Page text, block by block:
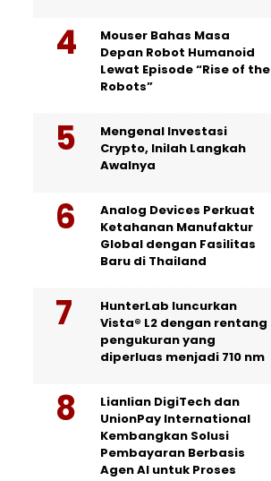
Mouser Bahas Masa
Depan Robot Humanoid
Lewat Episode “Rise of the
Robots”
Mengenal Investasi
Crypto, Inilah Langkah
Awalnya
Analog Devices Perkuat
Ketahanan Manufaktur
Global dengan Fasilitas
Baru di Thailand
HunterLab luncurkan
Vista® L2 dengan rentang
pengukuran yang
diperluas menjadi 710 nm
Lianlian DigiTech dan
UnionPay International
Kembangkan Solusi
Pembayaran Berbasis
Agen AI untuk Proses